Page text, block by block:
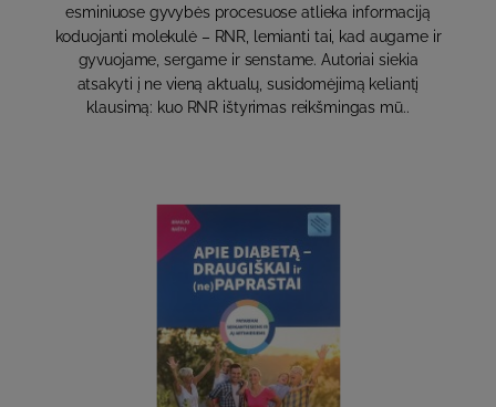
esminiuose gyvybės procesuose atlieka informaciją
koduojanti molekulė – RNR, lemianti tai, kad augame ir
gyvuojame, sergame ir senstame. Autoriai siekia
atsakyti į ne vieną aktualų, susidomėjimą keliantį
klausimą: kuo RNR ištyrimas reikšmingas mū..